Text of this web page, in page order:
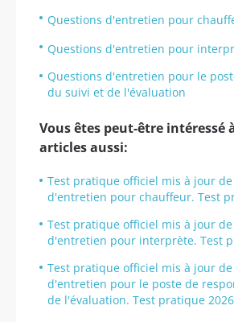
Questions d'entretien pour
Questions d'entretien pour
Questions d'entretien pour le
du suivi et de l'évaluation
Vous êtes peut-être intéressé
articles aussi:
Test pratique officiel mis à jour
d'entretien pour chauffeur. Test
Test pratique officiel mis à jour
d'entretien pour interprète. Test
Test pratique officiel mis à jour
d'entretien pour le poste de
de l'évaluation. Test pratique 2026